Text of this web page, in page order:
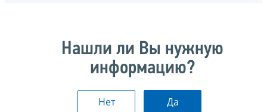
Нашли ли Вы нужную
информацию?
Нет Да